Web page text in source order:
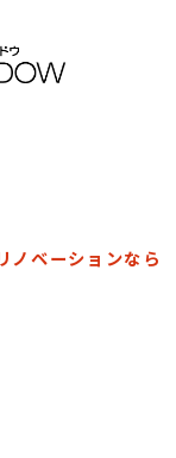
ノベーションなら